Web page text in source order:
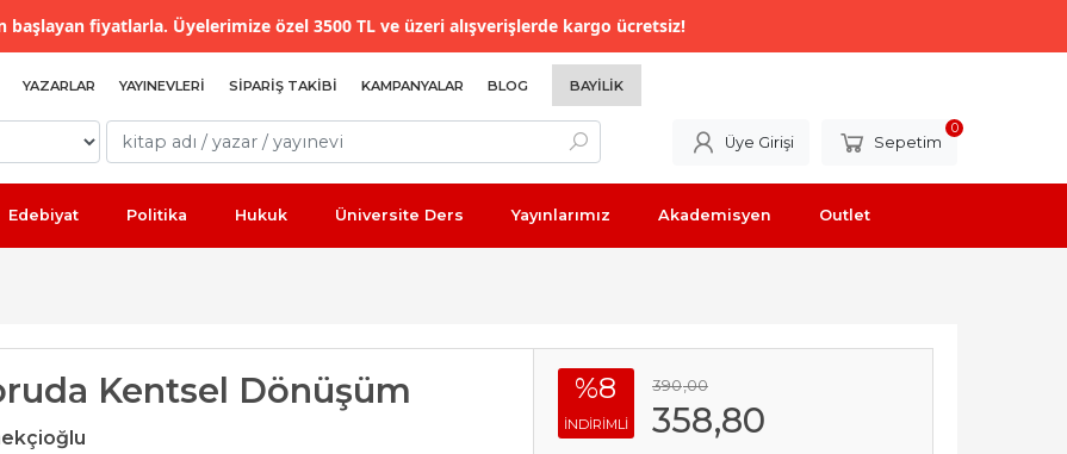
başlayan fiyatlarla. Üyelerimize özel 3500 TL ve üzeri alışverişlerde kargo ücretsiz!
YAZARLAR YAYINEVLERI SIPARIŞ TAKIBI KAMPANYALAR BLOG BAYILIK
Üye Girişi Sepetim
0
Edebiyat Politika Hukuk Üniversite Ders Yayınlarımız Akademisyen Outlet
Kentsel Dönüşüm %8
INDIRIMLI
390,00
358,80